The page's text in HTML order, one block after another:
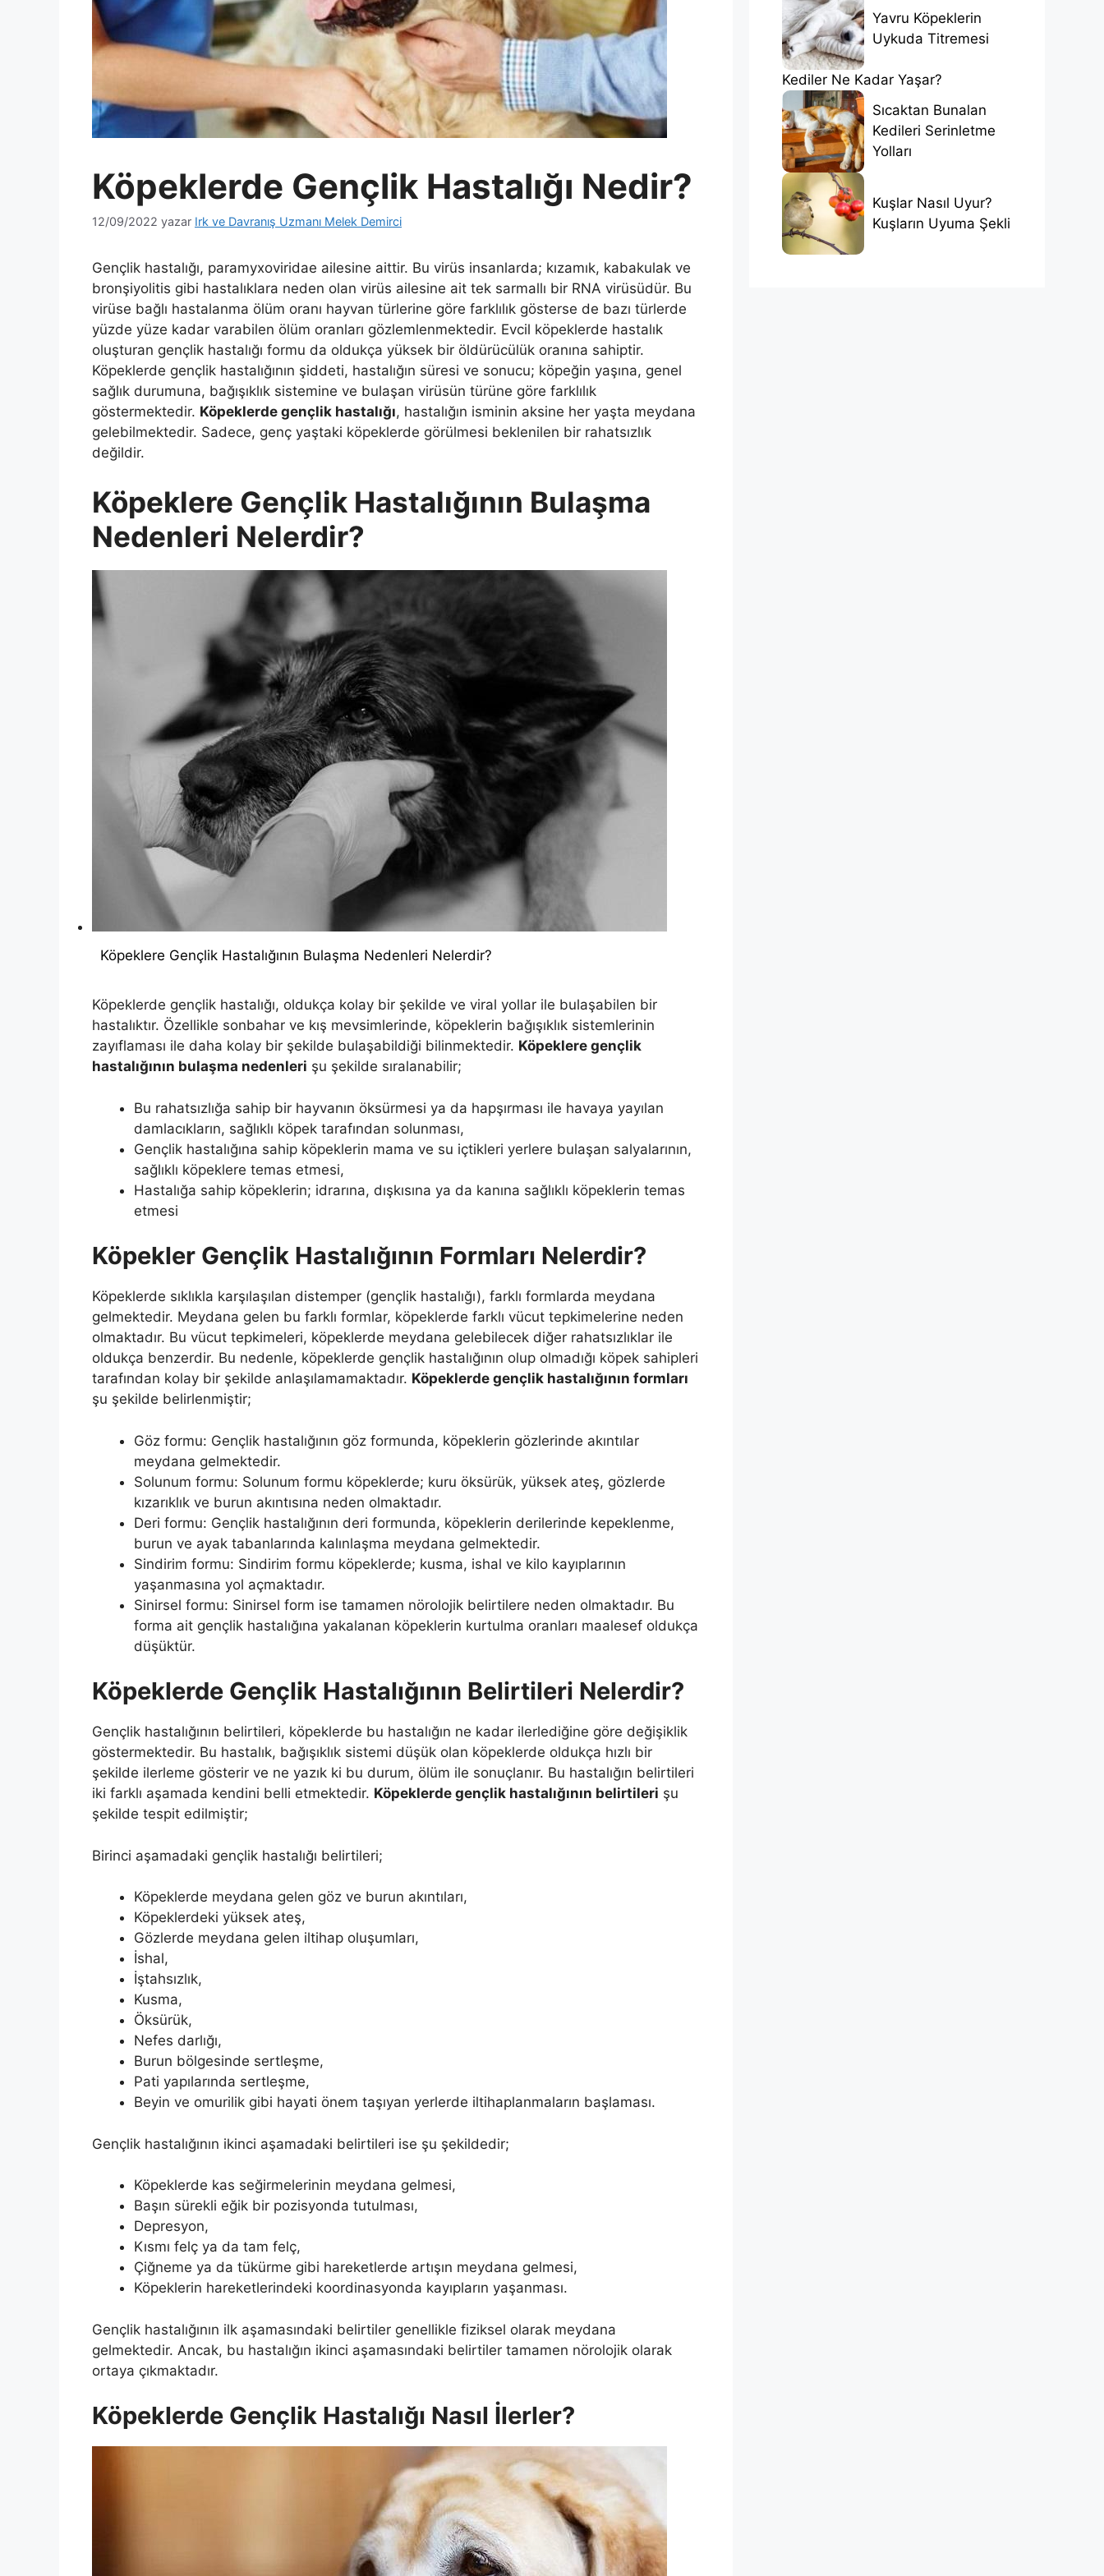
Köpeklerde Gençlik Hastalığı Nedir?
12/09/2022 yazar Irk ve Davranış Uzmanı Melek Demirci
Gençlik hastalığı, paramyxoviridae ailesine aittir. Bu virüs insanlarda; kızamık, kabakulak ve
bronşiyolitis gibi hastalıklara neden olan virüs ailesine ait tek sarmallı bir RNA virüsüdür. Bu
virüse bağlı hastalanma ölüm oranı hayvan türlerine göre farklılık gösterse de bazı türlerde
yüzde yüze kadar varabilen ölüm oranları gözlemlenmektedir. Evcil köpeklerde hastalık
oluşturan gençlik hastalığı formu da oldukça yüksek bir öldürücülük oranına sahiptir.
Köpeklerde gençlik hastalığının şiddeti, hastalığın süresi ve sonucu; köpeğin yaşına, genel
sağlık durumuna, bağışıklık sistemine ve bulaşan virüsün türüne göre farklılık
göstermektedir. Köpeklerde gençlik hastalığı, hastalığın isminin aksine her yaşta meydana
gelebilmektedir. Sadece, genç yaştaki köpeklerde görülmesi beklenilen bir rahatsızlık
değildir.
Köpeklere Gençlik Hastalığının Bulaşma
Nedenleri Nelerdir?
Köpeklere Gençlik Hastalığının Bulaşma Nedenleri Nelerdir?
Köpeklerde gençlik hastalığı, oldukça kolay bir şekilde ve viral yollar ile bulaşabilen bir
hastalıktır. Özellikle sonbahar ve kış mevsimlerinde, köpeklerin bağışıklık sistemlerinin
zayıflaması ile daha kolay bir şekilde bulaşabildiği bilinmektedir. Köpeklere gençlik
hastalığının bulaşma nedenleri şu şekilde sıralanabilir;
Bu rahatsızlığa sahip bir hayvanın öksürmesi ya da hapşırması ile havaya yayılan
damlacıkların, sağlıklı köpek tarafından solunması,
Gençlik hastalığına sahip köpeklerin mama ve su içtikleri yerlere bulaşan salyalarının,
sağlıklı köpeklere temas etmesi,
Hastalığa sahip köpeklerin; idrarına, dışkısına ya da kanına sağlıklı köpeklerin temas
etmesi
Köpekler Gençlik Hastalığının Formları Nelerdir?
Köpeklerde sıklıkla karşılaşılan distemper (gençlik hastalığı), farklı formlarda meydana
gelmektedir. Meydana gelen bu farklı formlar, köpeklerde farklı vücut tepkimelerine neden
olmaktadır. Bu vücut tepkimeleri, köpeklerde meydana gelebilecek diğer rahatsızlıklar ile
oldukça benzerdir. Bu nedenle, köpeklerde gençlik hastalığının olup olmadığı köpek sahipleri
tarafından kolay bir şekilde anlaşılamamaktadır. Köpeklerde gençlik hastalığının formları
şu şekilde belirlenmiştir;
Göz formu: Gençlik hastalığının göz formunda, köpeklerin gözlerinde akıntılar
meydana gelmektedir.
Solunum formu: Solunum formu köpeklerde; kuru öksürük, yüksek ateş, gözlerde
kızarıklık ve burun akıntısına neden olmaktadır.
Deri formu: Gençlik hastalığının deri formunda, köpeklerin derilerinde kepeklenme,
burun ve ayak tabanlarında kalınlaşma meydana gelmektedir.
Sindirim formu: Sindirim formu köpeklerde; kusma, ishal ve kilo kayıplarının
yaşanmasına yol açmaktadır.
Sinirsel formu: Sinirsel form ise tamamen nörolojik belirtilere neden olmaktadır. Bu
forma ait gençlik hastalığına yakalanan köpeklerin kurtulma oranları maalesef oldukça
düşüktür.
Köpeklerde Gençlik Hastalığının Belirtileri Nelerdir?
Gençlik hastalığının belirtileri, köpeklerde bu hastalığın ne kadar ilerlediğine göre değişiklik
göstermektedir. Bu hastalık, bağışıklık sistemi düşük olan köpeklerde oldukça hızlı bir
şekilde ilerleme gösterir ve ne yazık ki bu durum, ölüm ile sonuçlanır. Bu hastalığın belirtileri
iki farklı aşamada kendini belli etmektedir. Köpeklerde gençlik hastalığının belirtileri şu
şekilde tespit edilmiştir;
Birinci aşamadaki gençlik hastalığı belirtileri;
Köpeklerde meydana gelen göz ve burun akıntıları,
Köpeklerdeki yüksek ateş,
Gözlerde meydana gelen iltihap oluşumları,
İshal,
İştahsızlık,
Kusma,
Öksürük,
Nefes darlığı,
Burun bölgesinde sertleşme,
Pati yapılarında sertleşme,
Beyin ve omurilik gibi hayati önem taşıyan yerlerde iltihaplanmaların başlaması.
Gençlik hastalığının ikinci aşamadaki belirtileri ise şu şekildedir;
Köpeklerde kas seğirmelerinin meydana gelmesi,
Başın sürekli eğik bir pozisyonda tutulması,
Depresyon,
Kısmı felç ya da tam felç,
Çiğneme ya da tükürme gibi hareketlerde artışın meydana gelmesi,
Köpeklerin hareketlerindeki koordinasyonda kayıpların yaşanması.
Gençlik hastalığının ilk aşamasındaki belirtiler genellikle fiziksel olarak meydana
gelmektedir. Ancak, bu hastalığın ikinci aşamasındaki belirtiler tamamen nörolojik olarak
ortaya çıkmaktadır.
Köpeklerde Gençlik Hastalığı Nasıl İlerler?
Yavru Köpeklerin
Uykuda Titremesi
Kediler Ne Kadar Yaşar?
Sıcaktan Bunalan
Kedileri Serinletme
Yolları
Kuşlar Nasıl Uyur?
Kuşların Uyuma Şekli